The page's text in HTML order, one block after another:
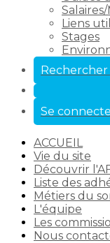
Liens
Stages
Rechercher
Se
ACCUEIL
Vie du site
Découvrir
Liste des
Métiers du
L'équipe
Les
Nous